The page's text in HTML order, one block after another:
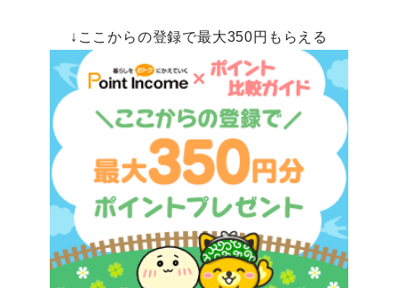
↓ここからの登録で最大350円もらえる